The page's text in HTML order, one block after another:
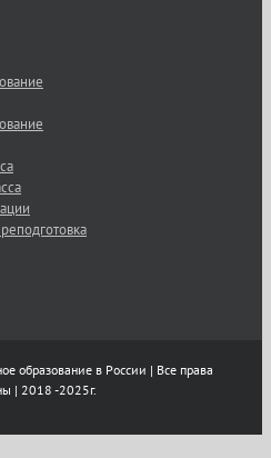
образование в России | Все права
| 2018 -2025г.